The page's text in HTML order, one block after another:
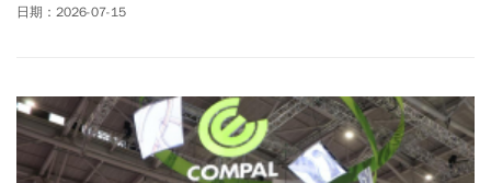
月23日創下48,218點歷史新高後，台股進入震盪修正，不少投資人
日期：2026-07-15